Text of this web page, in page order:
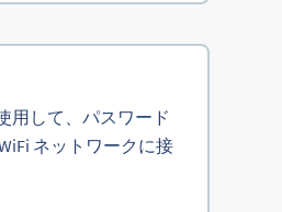
用して、パスワード
ネットワークに接